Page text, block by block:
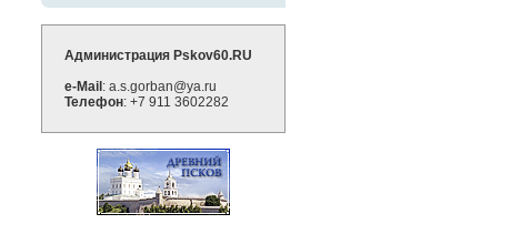
Администрация Pskov60.RU
e-Mail : a.s.gorban@ya.ru
Телефон: +7 911 3602282